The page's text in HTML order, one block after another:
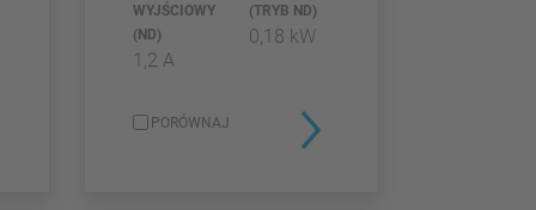
WYJŚCIOWY
(ND)
1,2 A
(TRYB ND)
0,18 kW
PORÓWNAJ